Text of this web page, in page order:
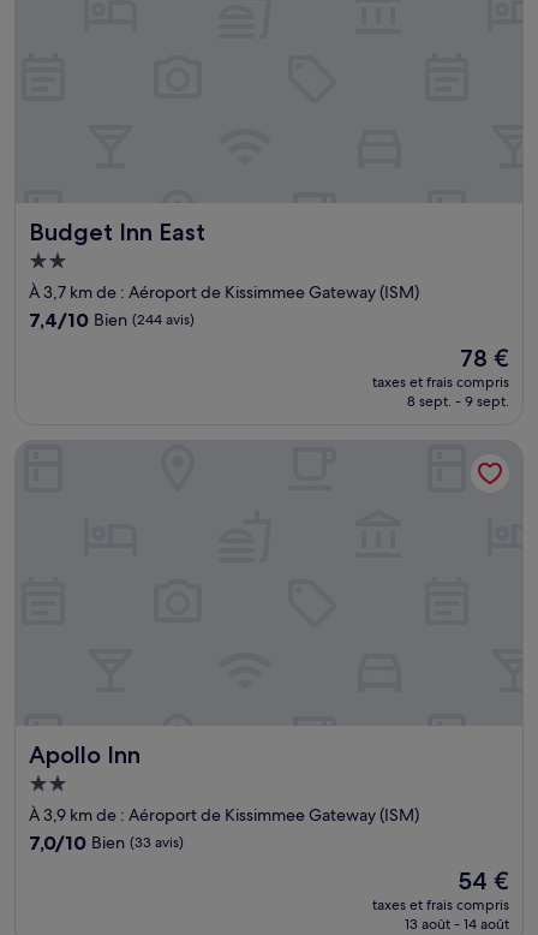
Budget Inn East
Budget Inn East
Hébergement
2.0 étoiles
À 3,7 km de : Aéroport de Kissimmee Gateway (ISM)
7.4
7,4/10 Bien (244 avis)
Le
nouveau
prix
78 €
78 €
taxes et frais compris
8 sept. - 9 sept.
Apollo Inn
Apollo Inn
Hébergement
2.0 étoiles
À 3,9 km de : Aéroport de Kissimmee Gateway (ISM)
7.0
7,0/10 Bien (33 avis)
Le
nouveau
prix
54 €
taxes et frais compris
13 août - 14 août
Apollo Inn